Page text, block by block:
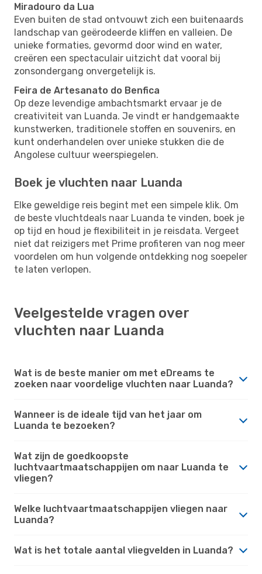
Miradouro da Lua
Even buiten de stad ontvouwt zich een buitenaards
landschap van geërodeerde kliffen en valleien. De
unieke formaties, gevormd door wind en water,
creëren een spectaculair uitzicht dat vooral bij
zonsondergang onvergetelijk is.
Feira de Artesanato do Benfica
Op deze levendige ambachtsmarkt ervaar je de
creativiteit van Luanda. Je vindt er handgemaakte
kunstwerken, traditionele stoffen en souvenirs, en
kunt onderhandelen over unieke stukken die de
Angolese cultuur weerspiegelen.
Boek je vluchten naar Luanda
Elke geweldige reis begint met een simpele klik. Om
de beste vluchtdeals naar Luanda te vinden, boek je
op tijd en houd je flexibiliteit in je reisdata. Vergeet
niet dat reizigers met Prime profiteren van nog meer
voordelen om hun volgende ontdekking nog soepeler
te laten verlopen.
Veelgestelde vragen over
vluchten naar Luanda
Wat is de beste manier om met eDreams te
zoeken naar voordelige vluchten naar Luanda?
Wanneer is de ideale tijd van het jaar om
Luanda te bezoeken?
Wat zijn de goedkoopste
luchtvaartmaatschappijen om naar Luanda te
vliegen?
Welke luchtvaartmaatschappijen vliegen naar
Luanda?
Wat is het totale aantal vliegvelden in Luanda?